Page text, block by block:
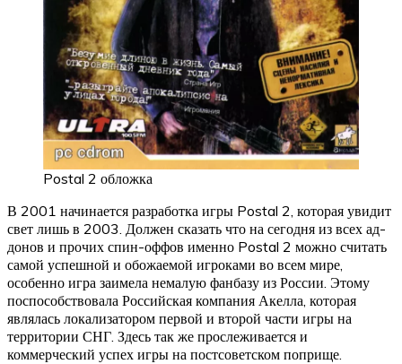
Postal 2 обложка
В 2001 начинается разработка игры Postal 2, которая увидит
свет лишь в 2003. Должен сказать что на сегодня из всех ад-
донов и прочих спин-оффов именно Postal 2 можно считать
самой успешной и обожаемой игроками во всем мире,
особенно игра заимела немалую фанбазу из России. Этому
поспособствовала Российская компания Акелла, которая
являлась локализатором первой и второй части игры на
территории СНГ. Здесь так же прослеживается и
коммерческий успех игры на постсоветском поприще.